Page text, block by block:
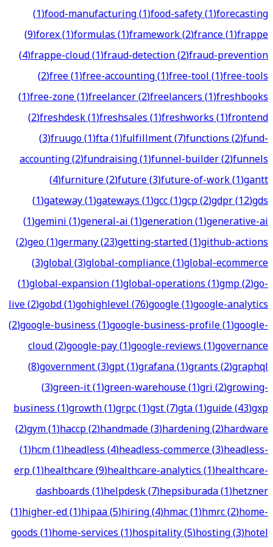
(1)food-manufacturing(1)food-safety(1)forecasting
(9)forex(1)formulas(1)framework(2)france(1)frappe
(4)frappe-cloud(1)fraud-detection(2)fraud-prevention
(2)free(1)free-accounting(1)free-tool(1)free-tools
(1)free-zone(1)freelancer(2)freelancers(1)freshbooks
(2)freshdesk(1)freshsales(1)freshworks(1)frontend
(3)fruugo(1)fta(1)fulfillment(7)functions(2)fund-
accounting(2)fundraising(1)funnel-builder(2)funnels
(4)furniture(2)future(3)future-of-work(1)gantt
(1)gateway(1)gateways(1)gcc(1)gcp(2)gdpr(12)gds
(1)gemini(1)general-ai(1)generation(1)generative-ai
(2)geo(1)germany(23)getting-started(1)github-actions
(3)global(3)global-compliance(1)global-ecommerce
(1)global-expansion(1)global-operations(1)gmp(2)go-
live(2)gobd(1)gohighlevel(76)google(1)google-analytics
(2)google-business(1)google-business-profile(1)google-
cloud(2)google-pay(1)google-reviews(1)governance
(8)government(3)gpt(1)grafana(1)grants(2)graphql
(3)green-it(1)green-warehouse(1)gri(2)growing-
business(1)growth(1)grpc(1)gst(7)gta(1)guide(43)gxp
(2)gym(1)haccp(2)handmade(3)hardening(2)hardware
(1)hcm(1)headless(4)headless-commerce(3)headless-
erp(1)healthcare(9)healthcare-analytics(1)healthcare-
dashboards(1)helpdesk(7)hepsiburada(1)hetzner
(1)higher-ed(1)hipaa(5)hiring(4)hmac(1)hmrc(2)home-
goods(1)home-services(1)hospitality(5)hosting(3)hotel